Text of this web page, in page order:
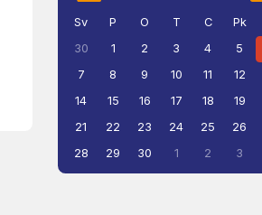
Sv P O T C Pk
30
1 2 3 4 5
7
8 9 10 11 12
14
15 16 17 18 19
21
22 23 24 25 26
28
29 30 1 2 3